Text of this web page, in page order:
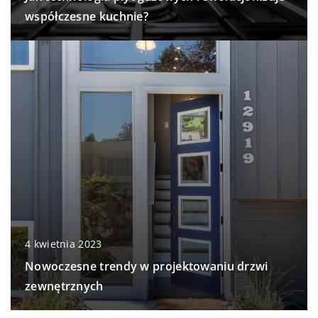
współczesne kuchnie?
4 kwietnia 2023
Nowoczesne trendy w projektowaniu drzwi
zewnętrznych